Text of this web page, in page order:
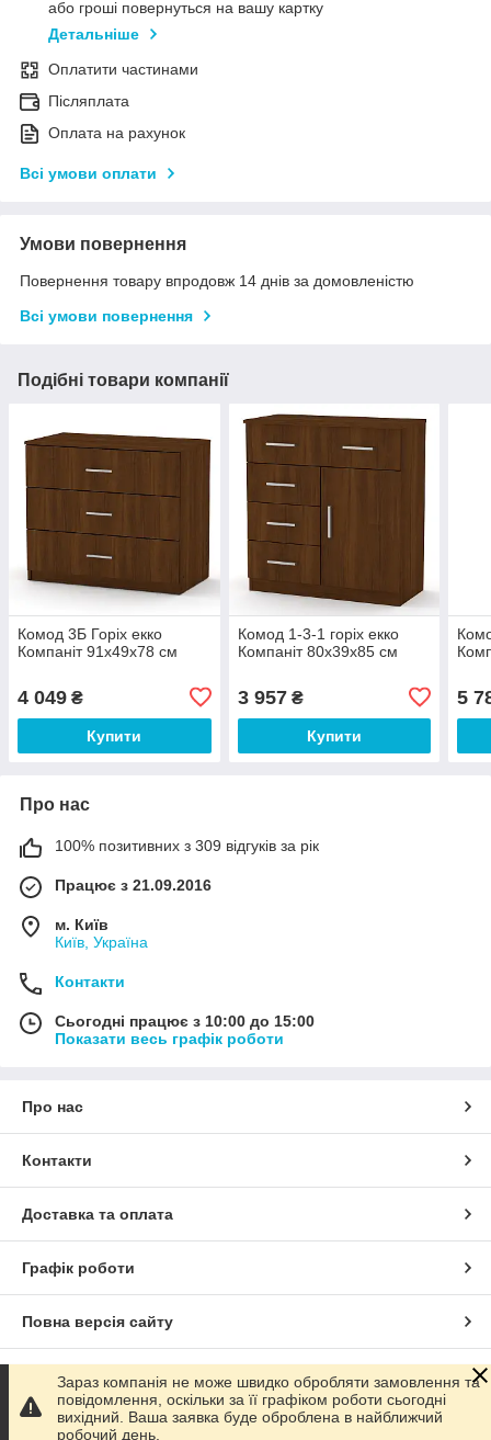
або гроші повернуться на вашу картку
Детальніше
Оплатити частинами
Післяплата
Оплата на рахунок
Всі умови оплати
Умови повернення
Повернення товару впродовж 14 днів за домовленістю
Всі умови повернення
Подібні товари компанії
Комод 3Б Горіх екко
Компаніт 91х49х78 см
4 049 ₴
Купити
Комод 1-3-1 горіх екко
Компаніт 80х39х85 см
3 957₴
Купити
5
Про нас
100% позитивних з 309 відгуків за рік
Працює з 21.09.2016
м. Київ
Київ, Україна
Контакти
Сьогодні працює з 10:00 до 15:00
Показати весь графік роботи
Про нас
Контакти
Доставка та оплата
Графік роботи
Повна версія сайту
Сайт створено на маркетплейсі Prom.ua
Політика конфіденційності
Зараз компанія не може швидко обробляти замовлення та
повідомлення, оскільки за її графіком роботи сьогодні
вихідний. Ваша заявка буде оброблена в найближчий
робочий день.